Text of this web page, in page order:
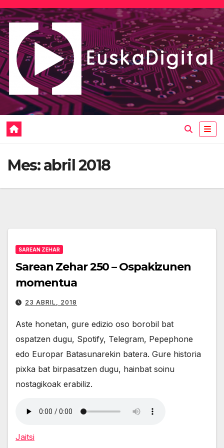
Saltar
al
contenido
Mes:abril 2018
SAREAN ZEHAR
Sarean Zehar 250 – Ospakizunen
momentua
23 ABRIL, 2018
Aste honetan, gure edizio oso borobil bat
ospatzen dugu, Spotify, Telegram, Pepephone
edo Europar Batasunarekin batera. Gure historia
pixka bat birpasatzen dugu, hainbat soinu
nostagikoak erabiliz.
Jaitsi